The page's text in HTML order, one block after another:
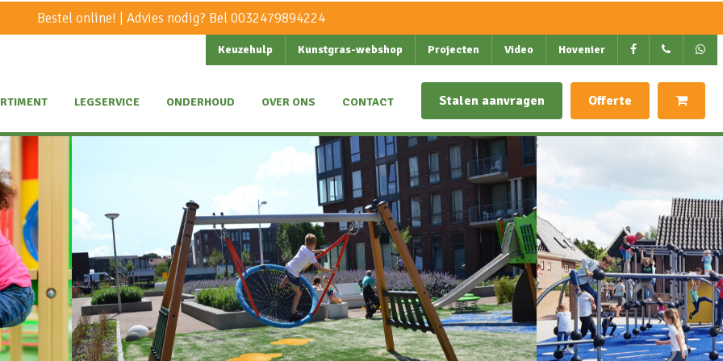
Bestel online! | Advies nodig? Bel0032479894224
Keuzehulp Kunstgras-webshop Projecten Video Hovenier
LEGSERVICE ONDERHOUD OVER ONS CONTACT Stalen aanvragen Offerte